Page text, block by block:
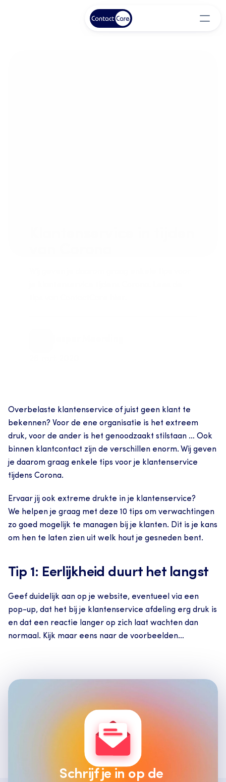
Overbelaste klantenservice of juist geen klant te
bekennen? Voor de ene organisatie is het extreem
druk, voor de ander is het genoodzaakt stilstaan … Ook
binnen klantcontact zijn de verschillen enorm. Wij geven
je daarom graag enkele tips voor je klantenservice
tijdens Corona.
Ervaar jij ook extreme drukte in je klantenservice?
We helpen je graag met deze 10 tips om verwachtingen
zo goed mogelijk te managen bij je klanten. Dit is je kans
om hen te laten zien uit welk hout je gesneden bent.
Tip 1: Eerlijkheid duurt het langst
Geef duidelijk aan op je website, eventueel via een
pop-up, dat het bij je klantenservice afdeling erg druk is
en dat een reactie langer op zich laat wachten dan
normaal. Kijk maar eens naar de voorbeelden…
Schrijf je in op de